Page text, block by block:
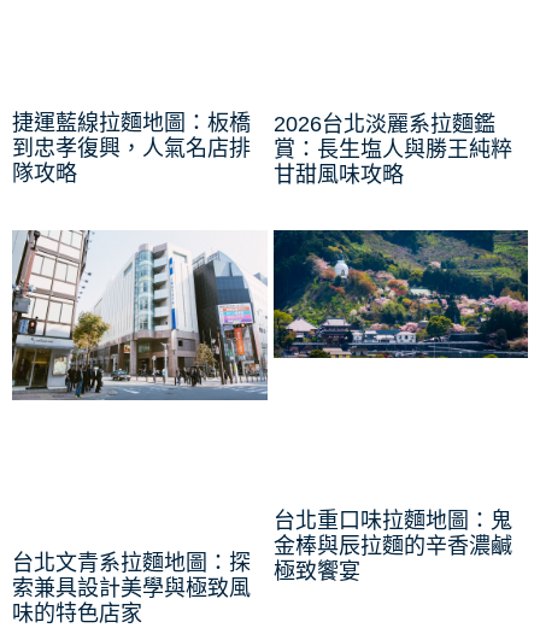
捷運藍線拉麵地圖：板橋
到忠孝復興，人氣名店排
隊攻略
2026台北淡麗系拉麵鑑
賞：長生塩人與勝王純粹
甘甜風味攻略
台北文青系拉麵地圖：探
索兼具設計美學與極致風
味的特色店家
台北重口味拉麵地圖：鬼
金棒與辰拉麵的辛香濃鹹
極致饗宴